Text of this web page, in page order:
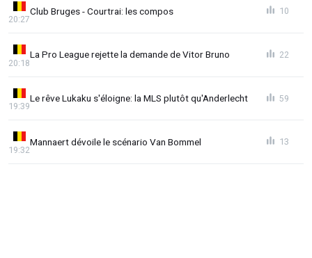
Club Bruges - Courtrai: les compos
20:27
10
La Pro League rejette la demande de Vitor Bruno
20:18
22
Le rêve Lukaku s'éloigne: la MLS plutôt qu'Anderlecht
19:39
59
Mannaert dévoile le scénario Van Bommel
19:32
13